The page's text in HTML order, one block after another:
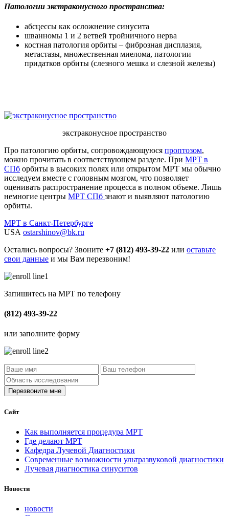
Патологии экстраконусного пространства:
абсцессы как осложнение синусита
шванномы 1 и 2 ветвей тройничного нерва
костная патология орбиты – фиброзная дисплазия,
метастазы, множественная миелома, патологии
придатков орбиты (слезного мешка и слезной железы)
экстраконусное пространство
Про патологию орбиты, сопровождающуюся проптозом,
можно прочитать в соответствующем разделе. При МРТ в
СПб орбиты в высоких полях или открытом МРТ мы обычно
исследуем вместе с головным мозгом, что позволяет
оценивать распространение процесса в полном объеме. Лишь
немногие центры МРТ СПб знают и выявляют патологию
орбиты.
МРТ в Санкт-Петербурге
USA ostarshinov@bk.ru
Остались вопросы? Звоните +7 (812) 493-39-22 или оставьте
свои данные и мы Вам перезвоним!
Запишитесь на МРТ по телефону
(812) 493-39-22
или заполните форму
Сайт
Как выполняется процедура МРТ
Где делают МРТ
Кафедра Лучевой Диагностики
Современные возможности ультразвуковой диагностики
Лучевая диагностика синуситов
Новости
новости